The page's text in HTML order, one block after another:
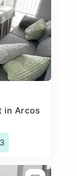
in Arcos
3